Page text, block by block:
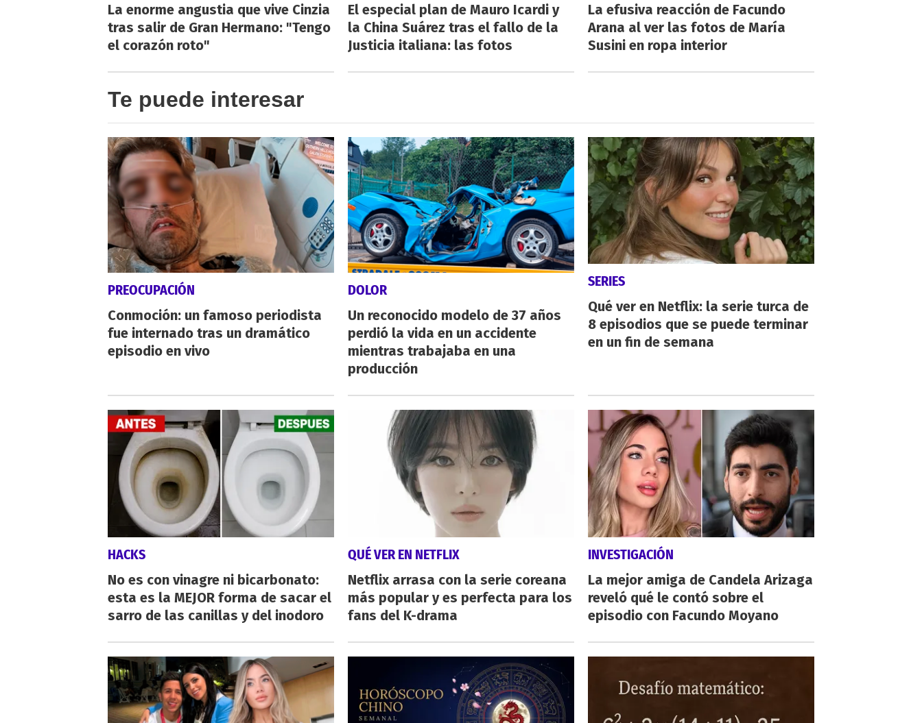
La enorme angustia que vive Cinzia
tras salir de Gran Hermano: "Tengo
el corazón roto"
El especial plan de Mauro Icardi y
la China Suárez tras el fallo de la
Justicia italiana: las fotos
La efusiva reacción de Facundo
Arana al ver las fotos de María
Susini en ropa interior
Te puede interesar
PREOCUPACIÓN
Conmoción: un famoso periodista
fue internado tras un dramático
episodio en vivo
DOLOR
Un reconocido modelo de 37 años
perdió la vida en un accidente
mientras trabajaba en una
producción
SERIES
Qué ver en Netflix: la serie turca de
8 episodios que se puede terminar
en un fin de semana
HACKS
No es con vinagre ni bicarbonato:
esta es la MEJOR forma de sacar el
sarro de las canillas y del inodoro
QUÉ VER EN NETFLIX
Netflix arrasa con la serie coreana
más popular y es perfecta para los
fans del K-drama
INVESTIGACIÓN
La mejor amiga de Candela Arizaga
reveló qué le contó sobre el
episodio con Facundo Moyano